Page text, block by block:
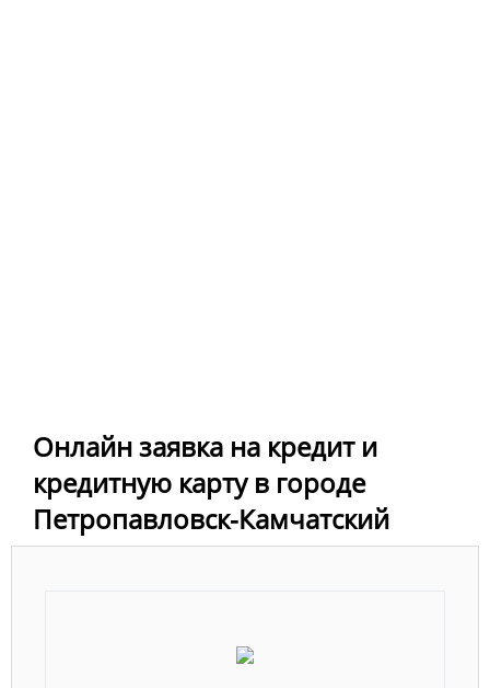
Онлайн заявка на кредит и
кредитную карту в городе
Петропавловск-Камчатский